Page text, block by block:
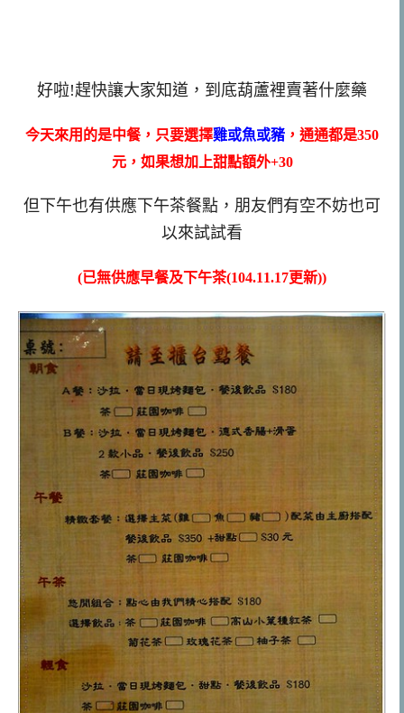
好啦!趕快讓大家知道，到底葫蘆裡賣著什麼藥
今天來用的是中餐，只要選擇雞或魚或豬 ，通通都是350
元，如果想加上甜點額外+30
但下午也有供應下午茶餐點，朋友們有空不妨也可
以來試試看
(已無供應早餐及下午茶(104.11.17更新))